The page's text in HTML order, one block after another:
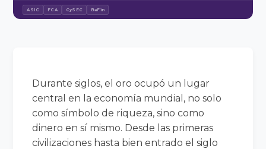
ASIC FCA CySEC BaFin
Durante siglos, el oro ocupó un lugar
central en la economía mundial, no solo
como símbolo de riqueza, sino como
dinero en sí mismo. Desde las primeras
civilizaciones hasta bien entrado el siglo